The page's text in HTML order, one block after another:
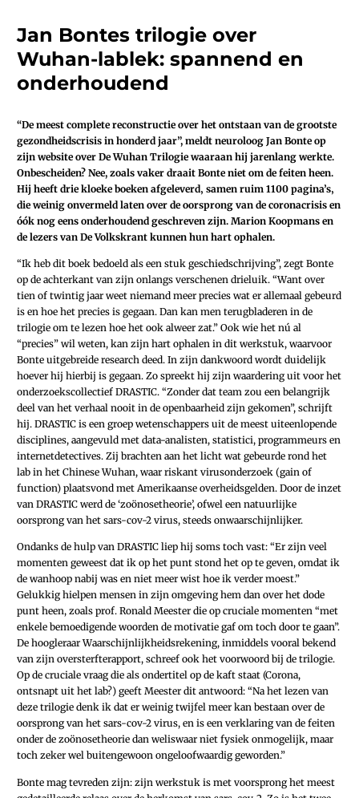
Jan Bontes trilogie over
Wuhan-lablek: spannend en
onderhoudend
“De meest complete reconstructie over het ontstaan van de grootste
gezondheidscrisis in honderd jaar”, meldt neuroloog Jan Bonte op
zijn website over De Wuhan Trilogie waaraan hij jarenlang werkte.
Onbescheiden? Nee, zoals vaker draait Bonte niet om de feiten heen.
Hij heeft drie kloeke boeken afgeleverd‚ samen ruim 1100 pagina’s‚
die weinig onvermeld laten over de oorsprong van de coronacrisis en
óók nog eens onderhoudend geschreven zijn. Marion Koopmans en
de lezers van De Volkskrant kunnen hun hart ophalen.
“Ik heb dit boek bedoeld als een stuk geschiedschrijving”, zegt Bonte
op de achterkant van zijn onlangs verschenen drieluik. “Want over
tien of twintig jaar weet niemand meer precies wat er allemaal gebeurd
is en hoe het precies is gegaan. Dan kan men terugbladeren in de
trilogie om te lezen hoe het ook alweer zat.” Ook wie het nú al
“precies” wil weten, kan zijn hart ophalen in dit werkstuk, waarvoor
Bonte uitgebreide research deed. In zijn dankwoord wordt duidelijk
hoever hij hierbij is gegaan. Zo spreekt hij zijn waardering uit voor het
onderzoekscollectief DRASTIC. “Zonder dat team zou een belangrijk
deel van het verhaal nooit in de openbaarheid zijn gekomen”, schrijft
hij. DRASTIC is een groep wetenschappers uit de meest uiteenlopende
disciplines, aangevuld met data-analisten, statistici, programmeurs en
internetdetectives. Zij brachten aan het licht wat gebeurde rond het
lab in het Chinese Wuhan, waar riskant virusonderzoek (gain of
function) plaatsvond met Amerikaanse overheidsgelden. Door de inzet
van DRASTIC werd de ‘zoönosetheorie’, ofwel een natuurlijke
oorsprong van het sars-cov-2 virus, steeds onwaarschijnlijker.
Ondanks de hulp van DRASTIC liep hij soms toch vast: “Er zijn veel
momenten geweest dat ik op het punt stond het op te geven, omdat ik
de wanhoop nabij was en niet meer wist hoe ik verder moest.”
Gelukkig hielpen mensen in zijn omgeving hem dan over het dode
punt heen, zoals prof. Ronald Meester die op cruciale momenten “met
enkele bemoedigende woorden de motivatie gaf om toch door te gaan”.
De hoogleraar Waarschijnlijkheidsrekening, inmiddels vooral bekend
van zijn oversterfterapport, schreef ook het voorwoord bij de trilogie.
Op de cruciale vraag die als ondertitel op de kaft staat (Corona,
ontsnapt uit het lab?) geeft Meester dit antwoord: “Na het lezen van
deze trilogie denk ik dat er weinig twijfel meer kan bestaan over de
oorsprong van het sars-cov-2 virus, en is een verklaring van de feiten
onder de zoönosetheorie dan weliswaar niet fysiek onmogelijk, maar
toch zeker wel buitengewoon ongeloofwaardig geworden.”
Bonte mag tevreden zijn: zijn werkstuk is met voorsprong het meest